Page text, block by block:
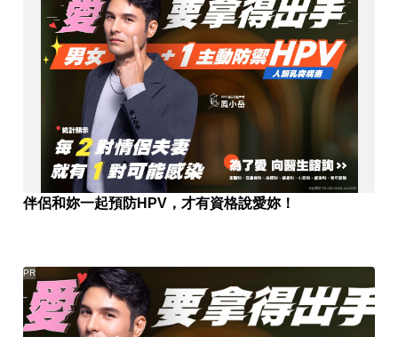
伴侶和妳一起預防HPV，才有資格說愛妳！
PR